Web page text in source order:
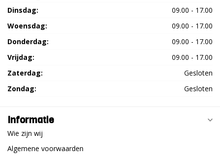
Geplaatst op 28 Oktober 2015 at 13:31
"Met een verpakking van 2000 st. zou mijn voorkeur er
Of zakken van 500 st. Dan pak je een zak en neem je dat
mee
Dinsdag:
09.00 - 17.00
Woensdag:
09.00 - 17.00
Donderdag:
09.00 - 17.00
Vrijdag:
09.00 - 17.00
Zaterdag:
Gesloten
Zondag:
Gesloten
Informatie
Wie zijn wij
Algemene voorwaarden